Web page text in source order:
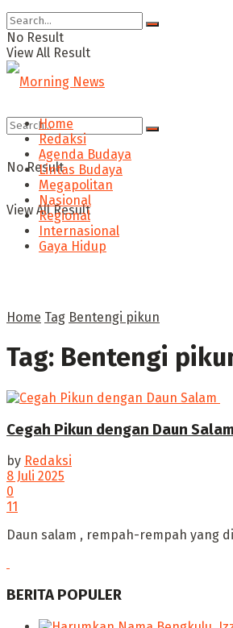
No Result
View All Result
No Result
View All Result
Home
Redaksi
Agenda Budaya
Lintas Budaya
Megapolitan
Nasional
Regional
Internasional
Gaya Hidup
Home Tag Bentengi pikun
Tag: Bentengi
Cegah Pikun dengan Daun Salam
by Redaksi
8 Juli 2025
0
11
‎Daun salam , rempah-rempah yang
BERITA POPULER